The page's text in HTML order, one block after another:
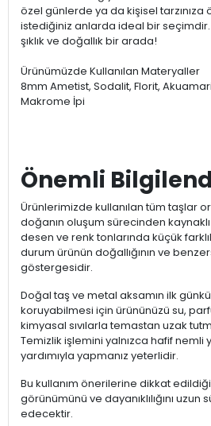
özel günlerde ya da kişisel
istediğiniz anlarda ideal bir
şıklık ve doğallık bir arada!
Ürünümüzde Kullanılan Materyaller
8mm Ametist, Sodalit, Florit,
Makrome İpi
Önemli
Ürünlerimizde kullanılan tüm taşlar
doğanın oluşum sürecinden
desen ve renk tonlarında küçük
durum ürünün doğallığının ve
göstergesidir.
Doğal taş ve metal aksamın ilk
koruyabilmesi için ürününüzü su,
kimyasal sıvılarla temastan uzak
Temizlik işlemini yalnızca hafif nemli
yardımıyla yapmanız yeterlidir.
Bu kullanım önerilerine dikkat
görünümünü ve dayanıklılığını uzun
edecektir.